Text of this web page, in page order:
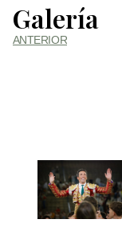
Galería
ANTERIOR